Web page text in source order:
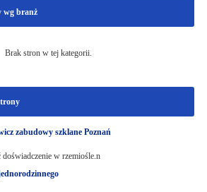
wg branż
Brak stron w tej kategorii.
zabudowy szklane Poznań
w rzemiośle.n